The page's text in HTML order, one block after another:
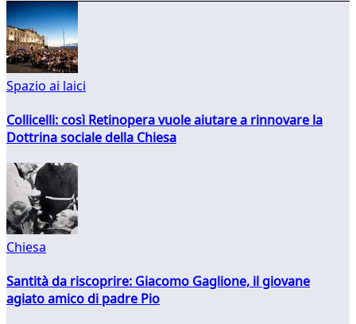
Spazio ai laici
Collicelli: così Retinopera vuole aiutare a rinnovare la
Dottrina sociale della Chiesa
Chiesa
Santità da riscoprire: Giacomo Gaglione, il giovane
agiato amico di padre Pio